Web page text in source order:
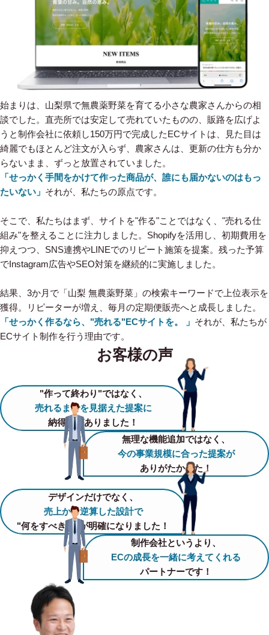
始まりは、山梨県で無農薬野菜を育てる小さな農家さんからの相
談でした。直売所では安定して売れていたものの、販路を広げよ
うと制作会社に依頼し150万円で完成したECサイトは、見た目は
綺麗でもほとんど注文が入らず、農家さんは、更新の仕方も分か
らないまま、ずっと放置されていました。
「せっかく手間をかけて作った商品が、誰にも届かないのはもっ
たいない」 それが、私たちの原点です。
そこで、私たちはまず、サイトを"作る"ことではなく、"売れる仕
組み"を整えることに注力しました。Shopifyを活用し、初期費用を
抑えつつ、SNS連携やLINEでのリピート施策を提案。残った予算
でInstagram広告やSEO対策を継続的に実施しました。
結果、3か月で「山梨 無農薬野菜」の検索キーワードで上位表示を
獲得。リピーターが増え、毎月の定期便販売へと成長しました。
「せっかく作るなら、"売れる"ECサイトを。 」 それが、私たちが
ECサイト制作を行う理由です。
お客様の声
"作って終わり"ではなく、
売れるまでを見据えた提案に
納得感がありました！
無理な機能追加ではなく、
今の事業規模に合った提案が
ありがたかった！
デザインだけでなく、
売上から逆算した設計で
"何をすべきか"が明確になりました！
制作会社というより、
ECの成長を一緒に考えてくれる
パートナーです！